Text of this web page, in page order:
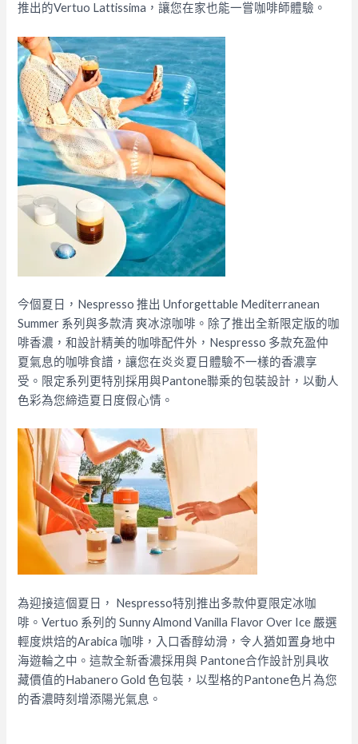
推出的Vertuo Lattissima，讓您在家也能一嘗咖啡師體驗。
今個夏日，Nespresso 推出 Unforgettable Mediterranean
Summer 系列與多款清 爽冰涼咖啡。除了推出全新限定版的咖
啡香濃，和設計精美的咖啡配件外，Nespresso 多款充盈仲
夏氣息的咖啡食譜，讓您在炎炎夏日體驗不一樣的香濃享
受。限定系列更特別採用與Pantone聯乘的包裝設計，以動人
色彩為您締造夏日度假心情。
為迎接這個夏日， Nespresso特別推出多款仲夏限定冰咖
啡。Vertuo 系列的 Sunny Almond Vanilla Flavor Over Ice 嚴選
輕度烘焙的Arabica 咖啡，入口香醇幼滑，令人猶如置身地中
海遊輪之中。這款全新香濃採用與 Pantone合作設計別具收
藏價值的Habanero Gold 色包裝，以型格的Pantone色片為您
的香濃時刻增添陽光氣息。